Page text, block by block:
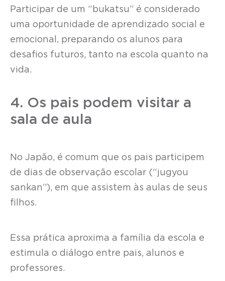
Participar de um “bukatsu” é considerado
uma oportunidade de aprendizado social e
emocional, preparando os alunos para
desafios futuros, tanto na escola quanto na
vida.
4. Os pais podem visitar a
sala de aula
No Japão, é comum que os pais participem
de dias de observação escolar (“jugyou
sankan”), em que assistem às aulas de seus
filhos.
Essa prática aproxima a família da escola e
estimula o diálogo entre pais, alunos e
professores.